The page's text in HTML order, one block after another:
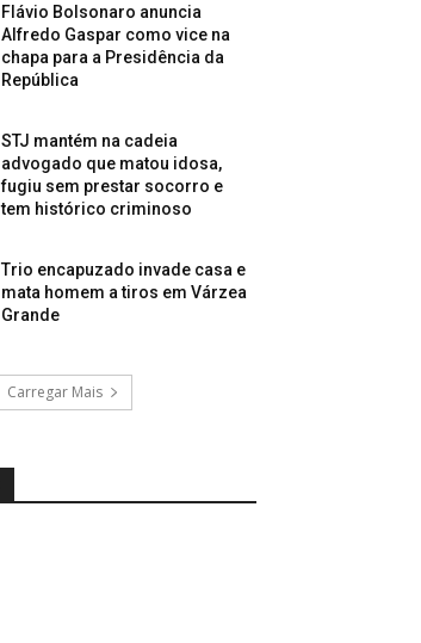
Flávio Bolsonaro anuncia
Alfredo Gaspar como vice na
chapa para a Presidência da
República
STJ mantém na cadeia
advogado que matou idosa,
fugiu sem prestar socorro e
tem histórico criminoso
Trio encapuzado invade casa e
mata homem a tiros em Várzea
Grande
Carregar Mais